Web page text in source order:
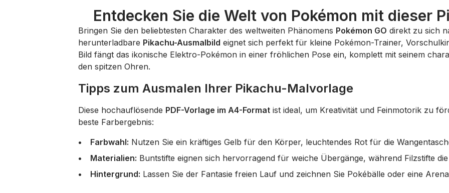
Entdecken Sie die Welt von Pokémon mit dieser
Bringen Sie den beliebtesten Charakter des weltweiten Phänomens Pokémon GO direkt zu sich
herunterladbare Pikachu-Ausmalbild eignet sich perfekt für kleine Pokémon-Trainer,
Bild fängt das ikonische Elektro-Pokémon in einer fröhlichen Pose ein, komplett mit seinem
den spitzen Ohren.
Tipps zum Ausmalen Ihrer Pikachu-Malvorlage
Diese hochauflösende PDF-Vorlage im A4-Format ist ideal, um Kreativität und Feinmotorik zu
beste Farbergebnis:
Farbwahl: Nutzen Sie ein kräftiges Gelb für den Körper, leuchtendes Rot für die
Materialien: Buntstifte eignen sich hervorragend für weiche Übergänge, während Filzstifte
Hintergrund: Lassen Sie der Fantasie freien Lauf und zeichnen Sie Pokébälle oder eine